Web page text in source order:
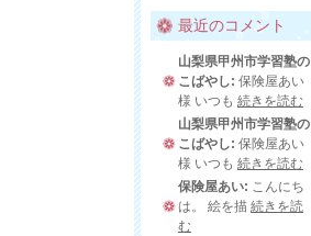
最近のコメント
山梨県甲州市学習塾の
こばやし: 保険屋あい
様 いつも 続きを読む
山梨県甲州市学習塾の
こばやし: 保険屋あい
様 いつも 続きを読む
保険屋あい: こんにち
は。 絵を描 続きを読
む